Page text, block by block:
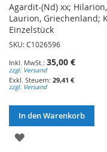
Agardit-(Nd) xx; Hilarion,
Laurion, Griechenland;
Einzelstück
SKU: C1026596
35,00 €
zzgl. Versand
29,41 €
zzgl. Versand
In den Warenkorb
ZUR